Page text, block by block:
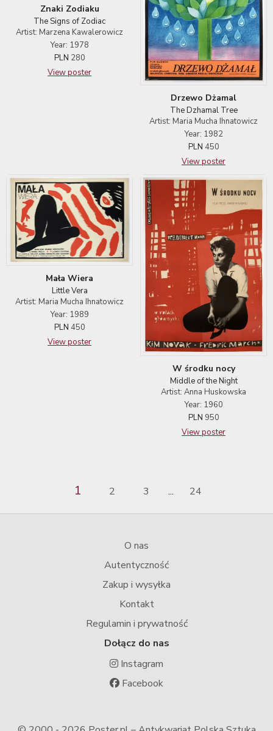
Znaki Zodiaku
The Signs of Zodiac
Artist: Marzena Kawalerowicz
Year: 1978
PLN 280
View poster
Drzewo Dżamal
The Dzhamal Tree
Artist: Maria Mucha Ihnatowicz
Year: 1982
PLN 450
View poster
Mała Wiera
Little Vera
Artist: Maria Mucha Ihnatowicz
Year: 1989
PLN 450
View poster
W środku nocy
Middle of the Night
Artist: Anna Huskowska
Year: 1960
PLN 950
View poster
1 2 3 ... 24
O nas
Autentyczność
Zakup i wysyłka
Kontakt
Regulamin i prywatność
Dołącz do nas
Instagram
Facebook